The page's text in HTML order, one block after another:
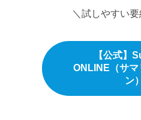
＼試しやすい
【公式】
ONLINE（サマ
ン）